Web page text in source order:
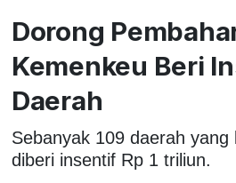
Dorong
Kemenkeu Beri
Daerah
Sebanyak 109 daerah yang
diberi insentif Rp 1 triliun.